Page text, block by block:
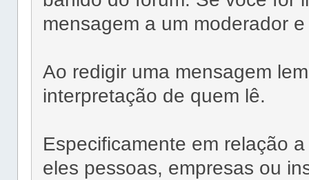
mensagem a um moderador
Ao redigir uma mensagem
interpretação de quem lê.
Especificamente em relação
eles pessoas, empresas ou